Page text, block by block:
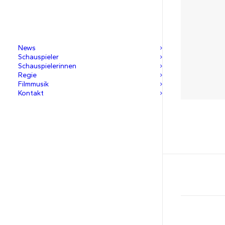
News
Schauspieler
Schauspielerinnen
Regie
Filmmusik
Kontakt